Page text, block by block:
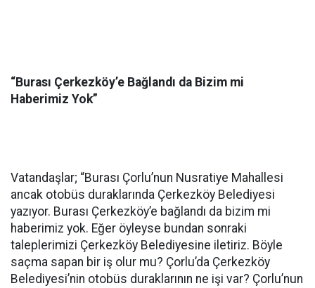
“Burası Çerkezköy’e Bağlandı da Bizim mi
Haberimiz Yok”
Vatandaşlar; “Burası Çorlu’nun Nusratiye Mahallesi
ancak otobüs duraklarında Çerkezköy Belediyesi
yazıyor. Burası Çerkezköy’e bağlandı da bizim mi
haberimiz yok. Eğer öyleyse bundan sonraki
taleplerimizi Çerkezköy Belediyesine iletiriz. Böyle
saçma sapan bir iş olur mu? Çorlu’da Çerkezköy
Belediyesi’nin otobüs duraklarının ne işi var? Çorlu’nun